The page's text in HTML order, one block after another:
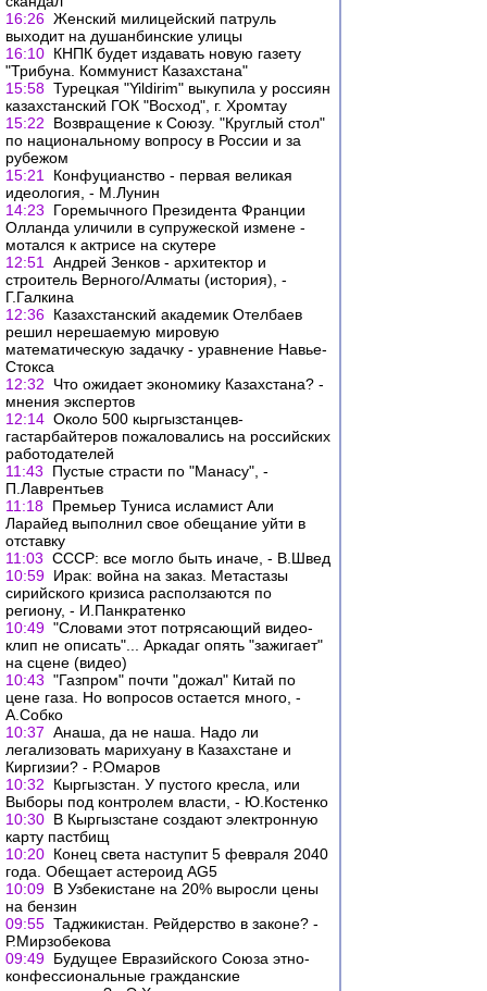
16:26 Женский милицейский патруль
выходит на душанбинские улицы
16:10 КНПК будет издавать новую газету
"Трибуна. Коммунист Казахстана"
15:58 Турецкая "Yildirim" выкупила у россиян
казахстанский ГОК "Восход", г. Хромтау
15:22
Возвращение к Союзу. "Круглый стол"
по национальному вопросу в России и за
рубежом
15:21
Конфуцианство - первая великая
идеология, - М.Лунин
14:23
Горемычного Президента Франции
Олланда уличили в супружеской измене -
мотался к актрисе на скутере
12:51
Андрей Зенков - архитектор и
строитель Верного/Алматы (история), -
Г.Галкина
12:36 Казахстанский академик Отелбаев
решил нерешаемую мировую
математическую задачку - уравнение Навье-
Стокса
12:32
Что ожидает экономику Казахстана? -
мнения экспертов
12:14 Около 500 кыргызстанцев-
гастарбайтеров пожаловались на российских
работодателей
11:43
Пустые страсти по "Манасу", -
П.Лаврентьев
11:18 Премьер Туниса исламист Али
Ларайед выполнил свое обещание уйти в
отставку
11:03 СССР: все могло быть иначе, - В.Швед
10:59 Ирак: война на заказ. Метастазы
сирийского кризиса расползаются по
региону, - И.Панкратенко
10:49 "Словами этот потрясающий видео-
клип не описать"... Аркадаг опять "зажигает"
на сцене (видео)
10:43 "Газпром" почти "дожал" Китай по
цене газа. Но вопросов остается много, -
А.Собко
10:37 Анаша, да не наша. Надо ли
легализовать марихуану в Казахстане и
Киргизии? - Р.Омаров
10:32
Кыргызстан. У пустого кресла, или
Выборы под контролем власти, - Ю.Костенко
10:30 В Кыргызстане создают электронную
карту пастбищ
10:20 Конец света наступит 5 февраля 2040
года. Обещает астероид AG5
10:09 В Узбекистане на 20% выросли цены
на бензин
09:55 Таджикистан. Рейдерство в законе? -
Р.Мирзобекова
09:49 Будущее Евразийского Союза этно-
конфессиональные гражданские